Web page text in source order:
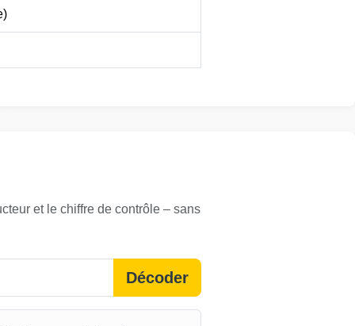
Autocheck
et le chiffre de contrôle – sans
Décoder